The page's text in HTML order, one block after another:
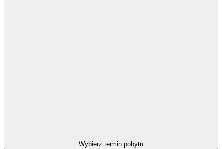
Wybierz termin pobytu